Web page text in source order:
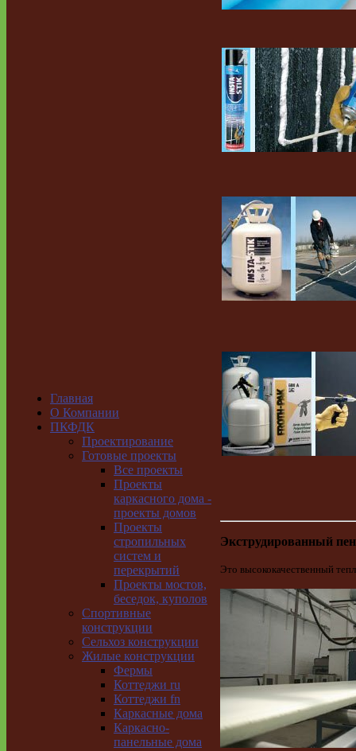
Главная
О Компании
ПКФДК
Проектирование
Готовые проекты
Все проекты
Проекты
каркасного дома -
проекты домов
Проекты
стропильных
систем и
перекрытий
Проекты мостов,
беседок, куполов
Спортивные
конструкции
Сельхоз конструкции
Жилые конструкции
Фермы
Коттеджи ru
Коттеджи fn
Каркасные дома
Каркасно-
панельные дома
Экструдированный
Это высококачественный